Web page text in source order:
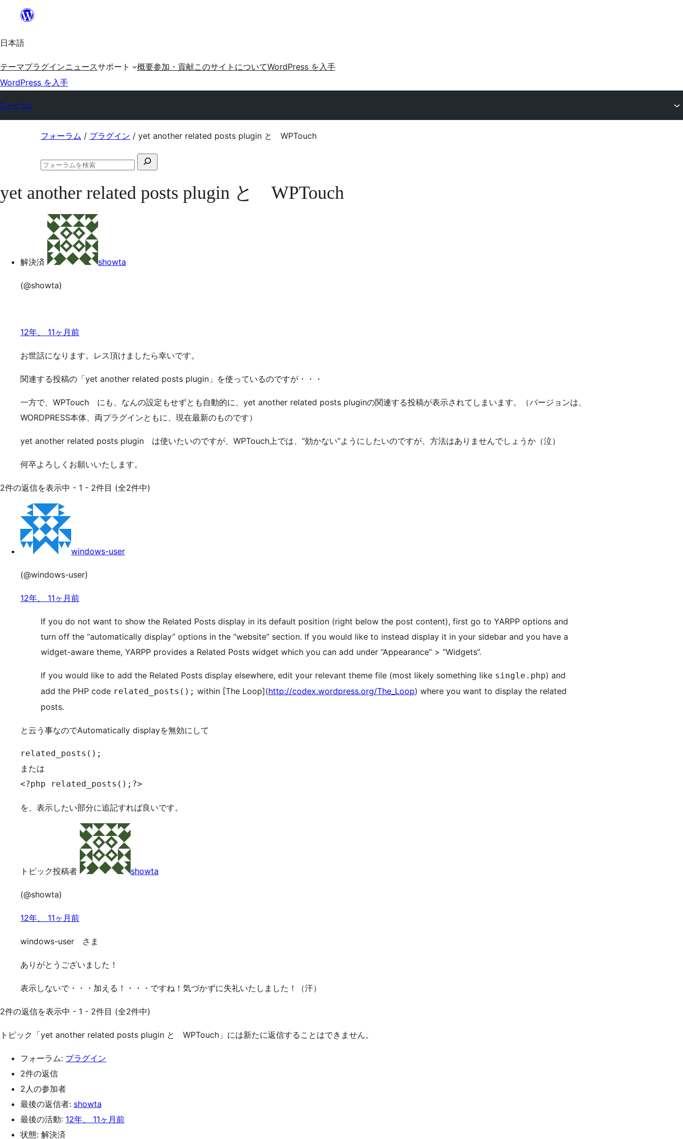
を
ッ
プ
日本語
テーマプラグインニュースサポート 概要参加・貢献このサイトについてWordPress を入手
WordPress を入手
ォーラム
ツ
フォーラム / プラグイン / yet another related posts plugin と WPTouch
検
対
フ
ー
ラ
yet another related posts plugin と WPTouch
解決済 showta
(@showta)
12年、 11ヶ月前
お世話になります。レス頂けましたら幸いです。
関連する投稿の「yet another related posts plugin」を使っているのですが・・・
一方で、WPTouch にも、なんの設定もせずとも自動的に、yet another related posts pluginの関連する投稿が表示されてしまいます。（バージョンは、
WORDPRESS本体、両プラグインともに、現在最新のものです）
yet another related posts plugin は使いたいのですが、WPTouch上では、”効かない”ようにしたいのですが、方法はありませんでしょうか（泣）
何卒よろしくお願いいたします。
2件の返信を表示中 - 1 - 2件目 (全2件中)
windows-user
(@windows-user)
12年、 11ヶ月前
If you do not want to show the Related Posts display in its default position (right below the post content), first go to YARPP options and
turn off the “automatically display” options in the “website” section. If you would like to instead display it in your sidebar and you have a
widget-aware theme, YARPP provides a Related Posts widget which you can add under “Appearance” > “Widgets”.
If you would like to add the Related Posts display elsewhere, edit your relevant theme file (most likely something like single.php) and
add the PHP code related_posts(); within [The Loop](http://codex.wordpress.org/The_Loop) where you want to display the related
posts.
と云う事なのでAutomatically displayを無効にして
related_posts();
または
<?php related_posts();?>
を、表示したい部分に追記すれば良いです。
トピック投稿者 showta
(@showta)
12年、 11ヶ月前
windows-user さま
ありがとうございました！
表示しないで・・・加える！・・・ですね！気づかずに失礼いたしました！（汗）
2件の返信を表示中 - 1 - 2件目 (全2件中)
トピック「yet another related posts plugin と WPTouch」には新たに返信することはできません。
フォーラム: プラグイン
2件の返信
2人の参加者
最後の返信者: showta
最後の活動: 12年、 11ヶ月前
状態: 解決済